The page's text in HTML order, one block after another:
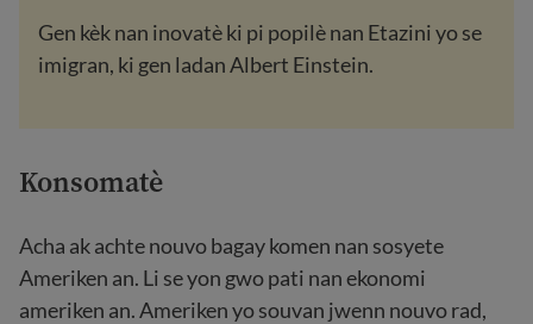
Gen kèk nan inovatè ki pi popilè nan Etazini yo se
imigran, ki gen ladan Albert Einstein.
Konsomatè
Acha ak achte nouvo bagay komen nan sosyete
Ameriken an. Li se yon gwo pati nan ekonomi
ameriken an. Ameriken yo souvan jwenn nouvo rad,